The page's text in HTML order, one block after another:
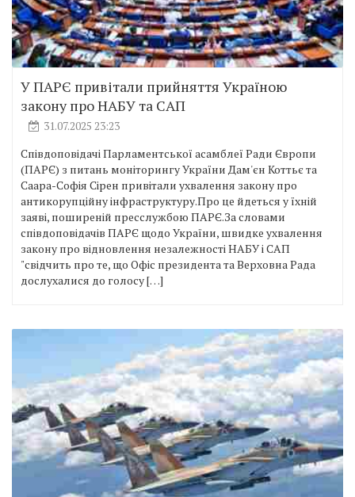
У ПАРЄ привітали прийняття Україною
закону про НАБУ та САП
31.07.2025 23:23
Співдоповідачі Парламентської асамблеї Ради Європи
(ПАРЄ) з питань моніторингу України Дам'єн Коттьє та
Саара-Софія Сірен привітали ухвалення закону про
антикорупційну інфраструктуру.Про це йдеться у їхній
заяві, поширеній пресслужбою ПАРЄ.За словами
співдоповідачів ПАРЄ щодо України, швидке ухвалення
закону про відновлення незалежності НАБУ і САП
"свідчить про те, що Офіс президента та Верховна Рада
дослухалися до голосу […]